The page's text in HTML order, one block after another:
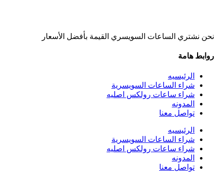
نحن نشتري الساعات السويسري القيمة بأفضل الأسعار
روابط هامة
الرئيسيه
شراء الساعات السويسرية
شراء ساعات رولكس اصليه
المدونه
تواصل معنا
الرئيسيه
شراء الساعات السويسرية
شراء ساعات رولكس اصليه
المدونه
تواصل معنا